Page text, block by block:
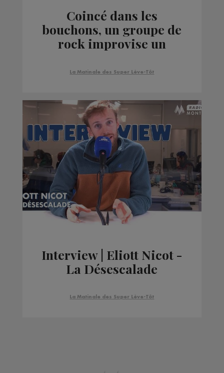
Coincé dans les
bouchons, un groupe de
rock improvise un
La Matinale des Super Lève-Tôt
Interview | Eliott Nicot -
La Désescalade
La Matinale des Super Lève-Tôt